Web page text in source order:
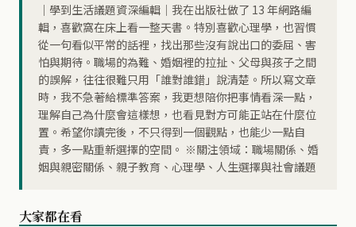
｜學到生活議題資深編輯｜我在出版社做了 13 年網路編
輯，喜歡窩在床上看一整天書。特別喜歡心理學，也習慣
從一句看似平常的話裡，找出那些沒有說出口的委屈、害
怕與期待。職場的為難、婚姻裡的拉扯、父母與孩子之間
的誤解，往往很難只用「誰對誰錯」說清楚。所以寫文章
時，我不急著給標準答案，我更想陪你把事情看深一點，
理解自己為什麼會這樣想，也看見對方可能正站在什麼位
置。希望你讀完後，不只得到一個觀點，也能少一點自
責，多一點重新選擇的空間。 ※關注領域：職場關係、婚
姻與親密關係、親子教育、心理學、人生選擇與社會議題
大家都在看